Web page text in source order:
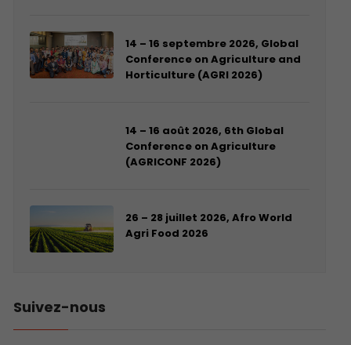
14 – 16 septembre 2026, Global
Conference on Agriculture and
Horticulture (AGRI 2026)
14 – 16 août 2026, 6th Global
Conference on Agriculture
(AGRICONF 2026)
26 – 28 juillet 2026, Afro World
Agri Food 2026
Suivez-nous